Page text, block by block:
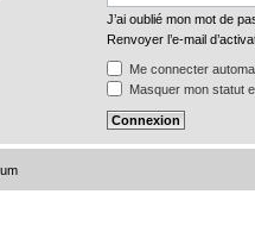
J’ai oublié mon mot de
Renvoyer l’e-mail
Me connecter
Masquer mon statut